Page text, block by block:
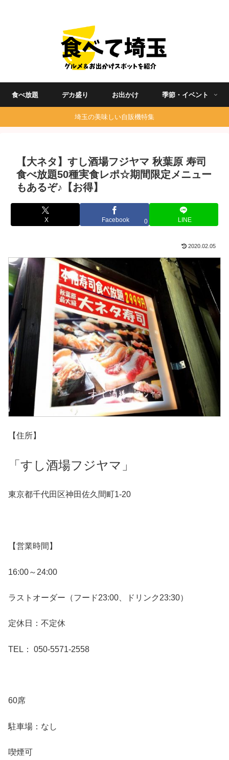
食べ放題 デカ盛り お出かけ 季節・イベント
埼玉の美味しい自販機特集
【大ネタ】すし酒場フジヤマ 秋葉原 寿司
食べ放題50種実食レポ☆期間限定メニュー
もあるぞ♪【お得】
X Facebook 0 LINE
2020.02.05
【住所】
「すし酒場フジヤマ」
東京都千代田区神田佐久間町1-20
【営業時間】
16:00～24:00
ラストオーダー（フード23:00、ドリンク23:30）
定休日：不定休
TEL： 050-5571-2558
60席
駐車場：なし
喫煙可